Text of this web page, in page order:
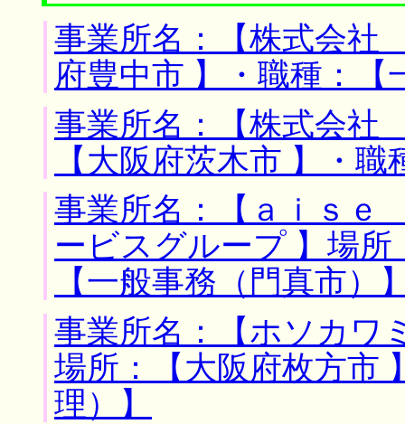
事業所名：【株式会社
府豊中市 】・職種：【
事業所名：【株式会
【大阪府茨木市 】・
事業所名：【ａｉｓ
ービスグループ 】場
【一般事務（門真市）
事業所名：【ホソカワ
場所：【大阪府枚方市
理）】